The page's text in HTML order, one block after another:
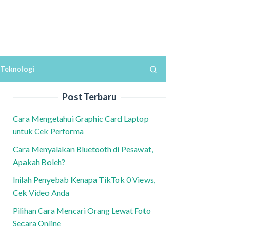
Teknologi
Post Terbaru
Cara Mengetahui Graphic Card Laptop
untuk Cek Performa
Cara Menyalakan Bluetooth di Pesawat,
Apakah Boleh?
Inilah Penyebab Kenapa TikTok 0 Views,
Cek Video Anda
Pilihan Cara Mencari Orang Lewat Foto
Secara Online